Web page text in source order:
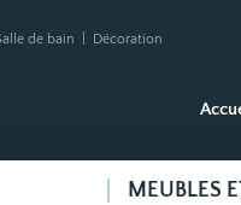
de bain | Décoration
MEUBLES